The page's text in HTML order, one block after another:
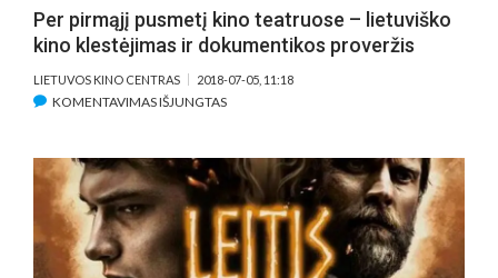
Per pirmąjį pusmetį kino teatruose – lietuviško
kino klestėjimas ir dokumentikos proveržis
LIETUVOS KINO CENTRAS 2018-07-05, 11:18
KOMENTAVIMAS IŠJUNGTASĮRAŠE
PUSMETĮ
KINO
TEATRUOSE
–
LIETUVIŠKO